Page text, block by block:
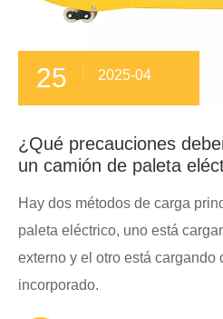
25 2025-04
¿Qué precauciones
un camión de paleta
Hay dos métodos de carga
paleta eléctrico, uno está
externo y el otro está cargando
incorporado.